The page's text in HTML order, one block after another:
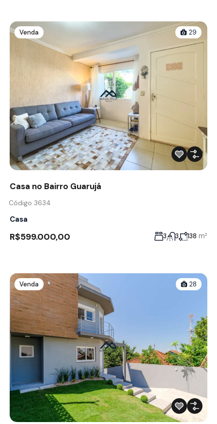
Venda 29
Casa no Bairro Guarujá
Código 3634
Casa
R$599.000,00 3 3 138 m²
Venda 28